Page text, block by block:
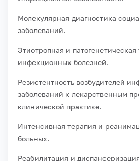
Молекулярная диагностика
заболеваний.
Этиотропная и патогенетическая
инфекционных болезней.
Резистентность возбудителей
заболеваний к лекарственным
клинической практике.
Интенсивная терапия и
больных.
Реабилитация и